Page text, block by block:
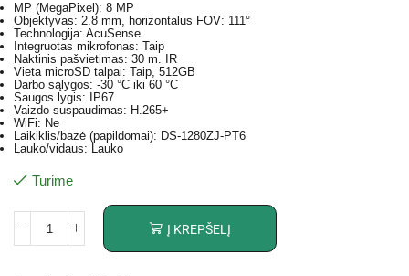
MP (MegaPixel): 8 MP
Objektyvas: 2.8 mm, horizontalus FOV: 111°
Technologija: AcuSense
Integruotas mikrofonas: Taip
Naktinis pašvietimas: 30 m. IR
Vieta microSD talpai: Taip, 512GB
Darbo sąlygos: -30 °C iki 60 °C
Saugos lygis: IP67
Vaizdo suspaudimas: H.265+
WiFi: Ne
Laikiklis/bazė (papildomai): DS-1280ZJ-PT6
Lauko/vidaus: Lauko
Turime
Į KREPŠELĮ